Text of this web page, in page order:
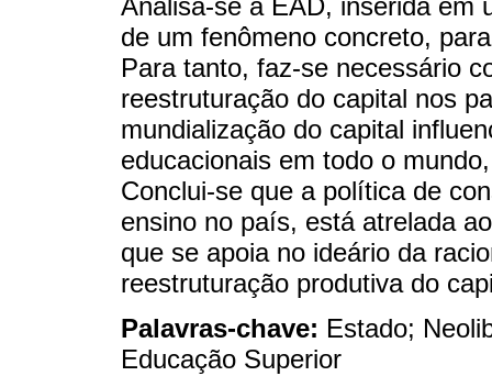
Analisa-se a EAD, inserida em
de um fenômeno concreto,
Para tanto, faz-se necessário
reestruturação do capital nos
mundialização do capital
educacionais em todo o
Conclui-se que a política de
ensino no país, está atrelada
que se apoia no ideário da
reestruturação produtiva do
Palavras-chave: Estado;
Educação Superior